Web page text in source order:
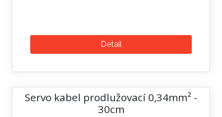
Detail
Servo kabel prodlužovací 0,34mm² -
30cm